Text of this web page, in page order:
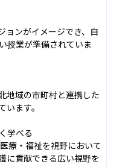
ョンがイメージでき、自
授業が準備されていま
地域の市町村と連携した
ます。
学べる
療・福祉を視野において
に貢献できる広い視野を